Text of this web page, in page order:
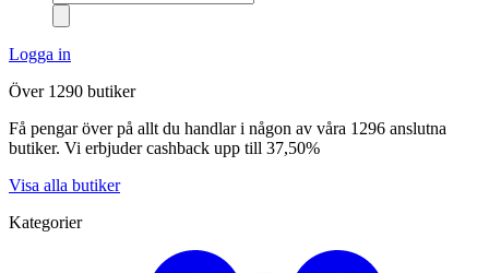
Logga in
Över 1290 butiker
Få pengar över på allt du handlar i någon av våra 1296 anslutna
butiker. Vi erbjuder cashback upp till 37,50%
Visa alla butiker
Kategorier